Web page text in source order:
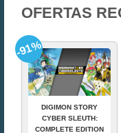
OFERTAS
DIGIMON STORY
CYBER SLEUTH:
COMPLETE EDITION
-91%